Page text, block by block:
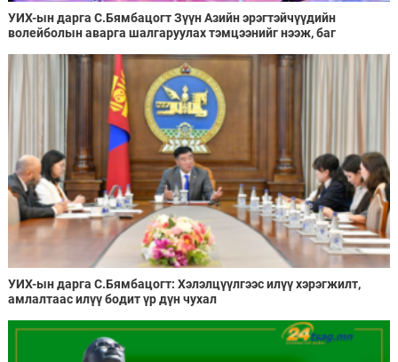
УИХ-ын дарга С.Бямбацогт Зүүн Азийн эрэгтэйчүүдийн
волейболын аварга шалгаруулах тэмцээнийг нээж, баг
УИХ-ын дарга С.Бямбацогт: Хэлэлцүүлгээс илүү хэрэгжилт,
амлалтаас илүү бодит үр дүн чухал